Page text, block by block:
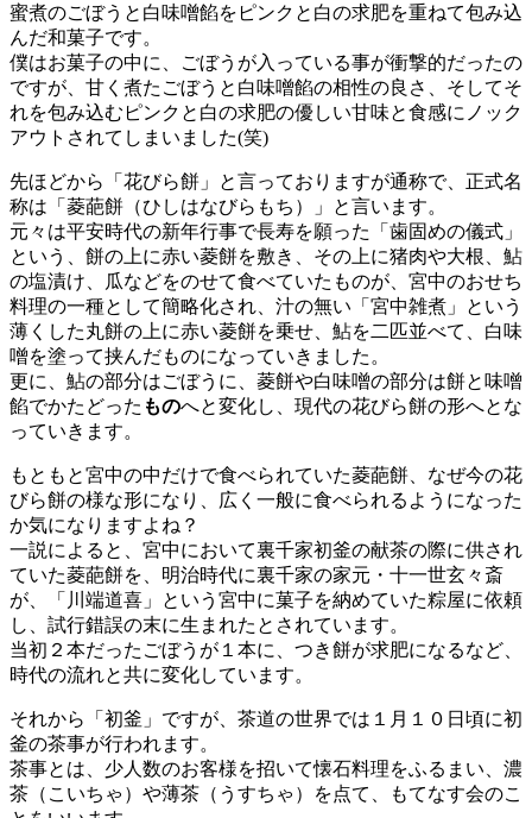
蜜煮のごぼうと白味噌餡をピンクと白の求肥を重ねて包み込
んだ和菓子です。
僕はお菓子の中に、ごぼうが入っている事が衝撃的だったの
ですが、甘く煮たごぼうと白味噌餡の相性の良さ、そしてそ
れを包み込むピンクと白の求肥の優しい甘味と食感にノック
アウトされてしまいました(笑)
先ほどから「花びら餅」と言っておりますが通称で、正式名
称は「菱葩餅（ひしはなびらもち）」と言います。
元々は平安時代の新年行事で長寿を願った「歯固めの儀式」
という、餅の上に赤い菱餅を敷き、その上に猪肉や大根、鮎
の塩漬け、瓜などをのせて食べていたものが、宮中のおせち
料理の一種として簡略化され、汁の無い「宮中雑煮」という
薄くした丸餅の上に赤い菱餅を乗せ、鮎を二匹並べて、白味
噌を塗って挟んだものになっていきました。
更に、鮎の部分はごぼうに、菱餅や白味噌の部分は餅と味噌
餡でかたどった ものへと変化し、現代の花びら餅の形へとな
っていきます。
もともと宮中の中だけで食べられていた菱葩餅、なぜ今の花
びら餅の様な形になり、広く一般に食べられるようになった
か気になりますよね？
一説によると、宮中において裏千家初釜の献茶の際に供され
ていた菱葩餅を、明治時代に裏千家の家元・十一世玄々斎
が、「川端道喜」という宮中に菓子を納めていた粽屋に依頼
し、試行錯誤の末に生まれたとされています。
当初２本だったごぼうが１本に、つき餅が求肥になるなど、
時代の流れと共に変化しています。
それから「初釜」ですが、茶道の世界では１月１０日頃に初
釜の茶事が行われます。
茶事とは、少人数のお客様を招いて懐石料理をふるまい、濃
茶（こいちゃ）や薄茶（うすちゃ）を点て、もてなす会のこ